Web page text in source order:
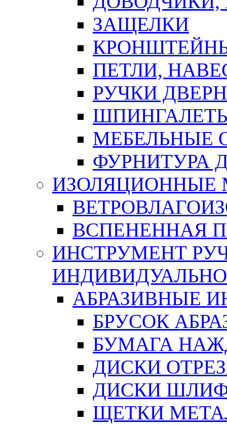
ЗАЩЕЛКИ
ПЕТЛИ,
РУЧКИ
МЕБЕЛЬНЫЕ
ФУРНИТУРА
ИЗОЛЯЦИОННЫЕ
ВСПЕНЕННАЯ
ИНСТРУМЕНТ
АБРАЗИВНЫЕ
БРУСОК
БУМАГА
ДИСКИ
ДИСКИ
ЩЕТКИ